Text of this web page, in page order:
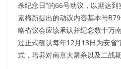
杀纪念日”的66号动议，以期达
素梅新提出的动议内容基本与
略省议会应该承认并纪念数十万
过正式确认每年12月13日为安省
式，培养对南京大屠杀以及二战